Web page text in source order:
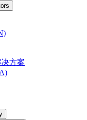
方案